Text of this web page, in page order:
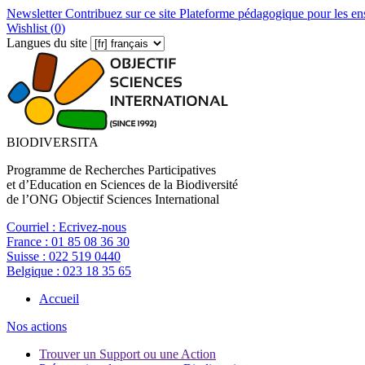
NewsletterContribuez sur ce site Plateforme pédagogique pour les
Wishlist (0)
Langues du site
BIODIVERSITA
Programme de Recherches Participatives
et d’Education en Sciences de la Biodiversité
de l’ONG Objectif Sciences International
Courriel : Ecrivez-nous
France : 01 85 08 36 30
Suisse : 022 519 0440
Belgique : 023 18 35 65
Accueil
Nos actions
Trouver un Support ou une Action